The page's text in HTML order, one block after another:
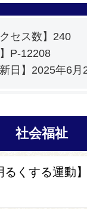
セス数】 240
P-12208
日】 2025年6月
社会福祉
るくする運動